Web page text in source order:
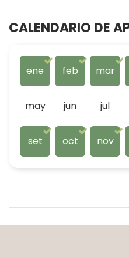
CALENDARIO DE
ene feb mar
may jun jul
set oct nov